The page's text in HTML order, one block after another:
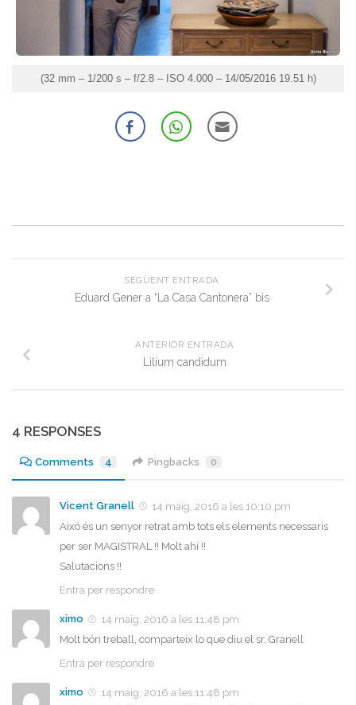
(32 mm – 1/200 s – f/2.8 – ISO 4.000 – 14/05/2016 19.51 h)
SEGÜENT ENTRADA
Eduard Gener a “La Casa Cantonera” bis
ANTERIOR ENTRADA
Lilium candidum
4 RESPONSES
Comments 4 Pingbacks 0
Vicent Granell
14 maig, 2016 a les 10:10 pm
Aixó és un senyor retrat amb tots els elements necessaris
per ser MAGISTRAL !! Molt ahí !!
Salutacions !!
Entra per respondre
ximo
14 maig, 2016 a les 11:48 pm
Molt bón treball, comparteix lo que diu el sr. Granell
Entra per respondre
ximo
14 maig, 2016 a les 11:48 pm